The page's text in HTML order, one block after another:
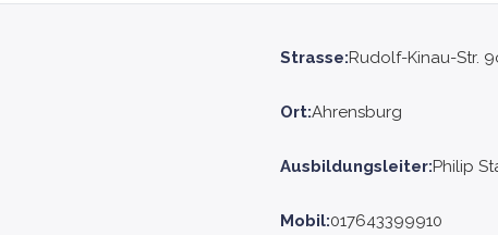
Strasse:Rudolf-Kinau-Str.
Ort:Ahrensburg
Ausbildungsleiter:Philip
Mobil:017643399910